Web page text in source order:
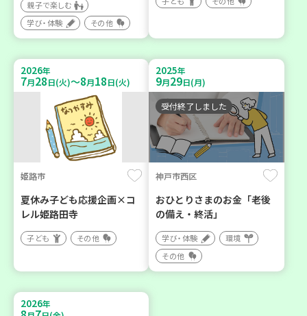
親子で楽しむ
学び・体験
その他
2026年
7月28日(火)～8月18日(火)
姫路市
夏休み子ども応援企画×コ
レル姫路田寺
子ども その他
2025年
9月29日(月)
受付終了しました
神戸市西区
おひとりさまのお金「老後
の備え・終活」
学び・体験
環境
その他
2026年